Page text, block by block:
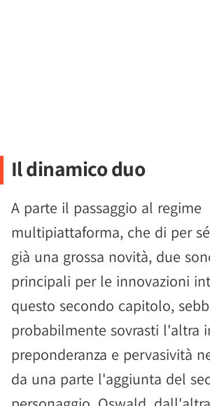
Il dinamico duo
A parte il passaggio al regime
multipiattaforma, che di per
già una grossa novità, due
principali per le innovazioni
questo secondo capitolo,
probabilmente sovrasti l'altra
preponderanza e pervasività
da una parte l'aggiunta del